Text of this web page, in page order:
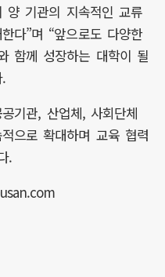
양 기관의 지속적인 교류
다”며 “앞으로도 다양한
함께 성장하는 대학이 될
기관, 산업체, 사회단체
으로 확대하며 교육 협력
.